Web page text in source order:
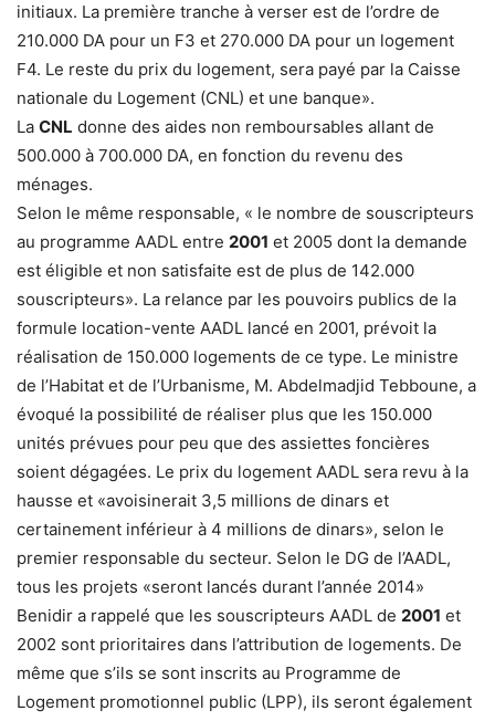
initiaux. La première tranche à verser est de l’ordre de
210.000 DA pour un F3 et 270.000 DA pour un logement
F4. Le reste du prix du logement, sera payé par la Caisse
nationale du Logement (CNL) et une banque».
La CNL donne des aides non remboursables allant de
500.000 à 700.000 DA, en fonction du revenu des
ménages.
Selon le même responsable, « le nombre de souscripteurs
au programme AADL entre 2001 et 2005 dont la demande
est éligible et non satisfaite est de plus de 142.000
souscripteurs». La relance par les pouvoirs publics de la
formule location-vente AADL lancé en 2001, prévoit la
réalisation de 150.000 logements de ce type. Le ministre
de l’Habitat et de l’Urbanisme, M. Abdelmadjid Tebboune, a
évoqué la possibilité de réaliser plus que les 150.000
unités prévues pour peu que des assiettes foncières
soient dégagées. Le prix du logement AADL sera revu à la
hausse et «avoisinerait 3,5 millions de dinars et
certainement inférieur à 4 millions de dinars», selon le
premier responsable du secteur. Selon le DG de l’AADL,
tous les projets «seront lancés durant l’année 2014»
Benidir a rappelé que les souscripteurs AADL de 2001 et
2002 sont prioritaires dans l’attribution de logements. De
même que s’ils se sont inscrits au Programme de
Logement promotionnel public (LPP), ils seront également